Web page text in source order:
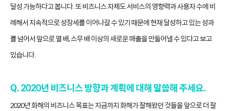
달성 가능하다고 봅니다. 또 비즈니스 자체도 서비스의 영향력과 사용자 수에 비
례해서 지속적으로 성장세를 이어나갈 수 있기 때문에 현재 달성하고 있는 성과
를 넘어서 앞으로 열 배, 스무 배 이상의 새로운 매출을 만들어낼 수 있다고 보고
있습니다.
Q. 2020년 비즈니스 방향과 계획에 대해 말씀해 주세요.
2020년 화해의 비즈니스 목표는 지금까지 화해가 잘해왔던 것들을 앞으로 더 잘